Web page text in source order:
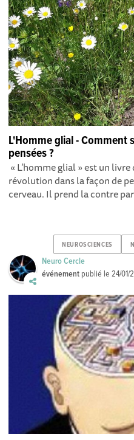
L'Homme glial - Comment
pensées ?
« L’homme glial » est un
révolution dans la façon de
cerveau. Il prend la contre
NEUROSCIENCES
Neuro Cercle
événement publié le24/01/